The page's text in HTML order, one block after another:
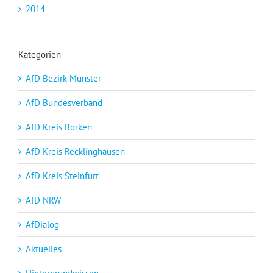
2014
Kategorien
AfD Bezirk Münster
AfD Bundesverband
AfD Kreis Borken
AfD Kreis Recklinghausen
AfD Kreis Steinfurt
AfD NRW
AfDialog
Aktuelles